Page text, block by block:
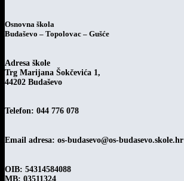
Osnovna škola
Budaševo – Topolovac – Gušće
Adresa škole
Trg Marijana Šokčevića 1,
44202 Budaševo
Telefon: 044 776 078
Email adresa: os-budasevo@os-budasevo.skole.hr
OIB: 54314584088
MB: 03511324